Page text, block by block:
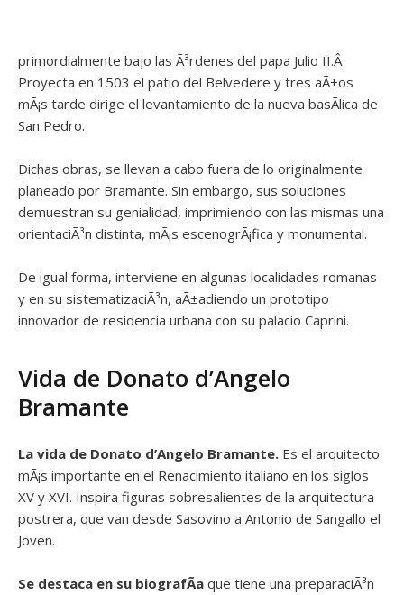
primordialmente bajo las Ã³rdenes del papa Julio II.Â
Proyecta en 1503 el patio del Belvedere y tres aÃ±os
mÃ¡s tarde dirige el levantamiento de la nueva basÃ­lica de
San Pedro.
Dichas obras, se llevan a cabo fuera de lo originalmente
planeado por Bramante. Sin embargo, sus soluciones
demuestran su genialidad, imprimiendo con las mismas una
orientaciÃ³n distinta, mÃ¡s escenogrÃ¡fica y monumental.
De igual forma, interviene en algunas localidades romanas
y en su sistematizaciÃ³n, aÃ±adiendo un prototipo
innovador de residencia urbana con su palacio Caprini.
Vida de Donato d’Angelo
Bramante
La vida de Donato d’Angelo Bramante. Es el arquitecto
mÃ¡s importante en el Renacimiento italiano en los siglos
XV y XVI. Inspira figuras sobresalientes de la arquitectura
postrera, que van desde Sasovino a Antonio de Sangallo el
Joven.
Se destaca en su biografÃ­a que tiene una preparaciÃ³n